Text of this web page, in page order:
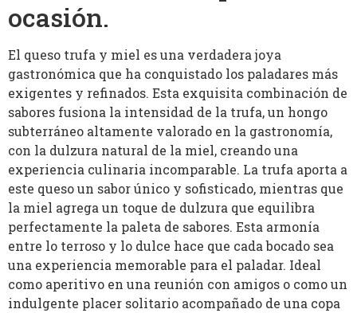
ocasión.
El queso trufa y miel es una verdadera joya
gastronómica que ha conquistado los paladares más
exigentes y refinados. Esta exquisita combinación de
sabores fusiona la intensidad de la trufa, un hongo
subterráneo altamente valorado en la gastronomía,
con la dulzura natural de la miel, creando una
experiencia culinaria incomparable. La trufa aporta a
este queso un sabor único y sofisticado, mientras que
la miel agrega un toque de dulzura que equilibra
perfectamente la paleta de sabores. Esta armonía
entre lo terroso y lo dulce hace que cada bocado sea
una experiencia memorable para el paladar. Ideal
como aperitivo en una reunión con amigos o como un
indulgente placer solitario acompañado de una copa